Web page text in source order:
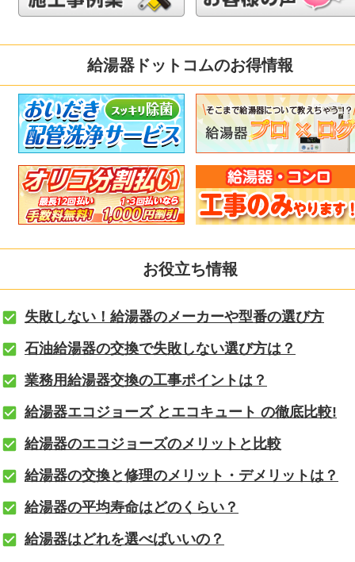
給湯器ドットコムのお得情報
お役立ち情報
失敗しない！給湯器のメーカーや型番の選び方
石油給湯器の交換で失敗しない選び方は？
業務用給湯器交換の工事ポイントは？
給湯器エコジョーズ とエコキュート の徹底比較!
給湯器のエコジョーズのメリットと比較
給湯器の交換と修理のメリット・デメリットは？
給湯器の平均寿命はどのくらい？
給湯器はどれを選べばいいの？